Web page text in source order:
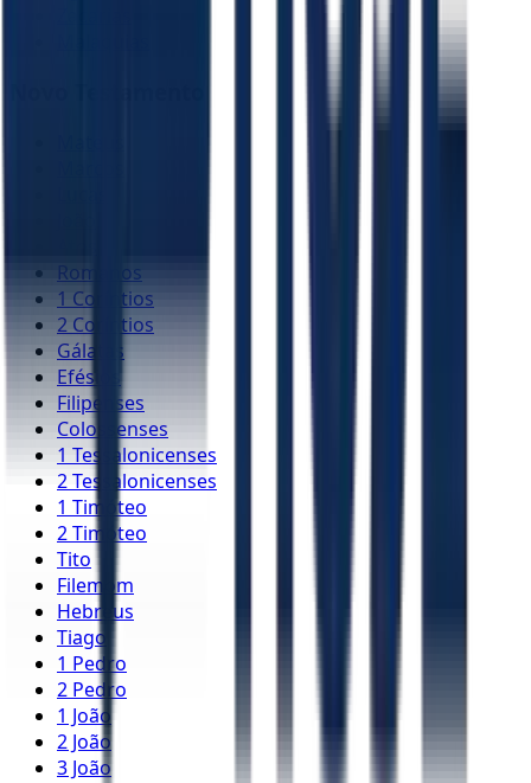
Romanos
1 Coríntios
2 Coríntios
Gálatas
Efésios
Filipenses
Colossenses
1 Tessalonicenses
2 Tessalonicenses
1 Timóteo
2 Timóteo
Tito
Filemom
Hebreus
Tiago
1 Pedro
2 Pedro
1 João
2 João
3 João